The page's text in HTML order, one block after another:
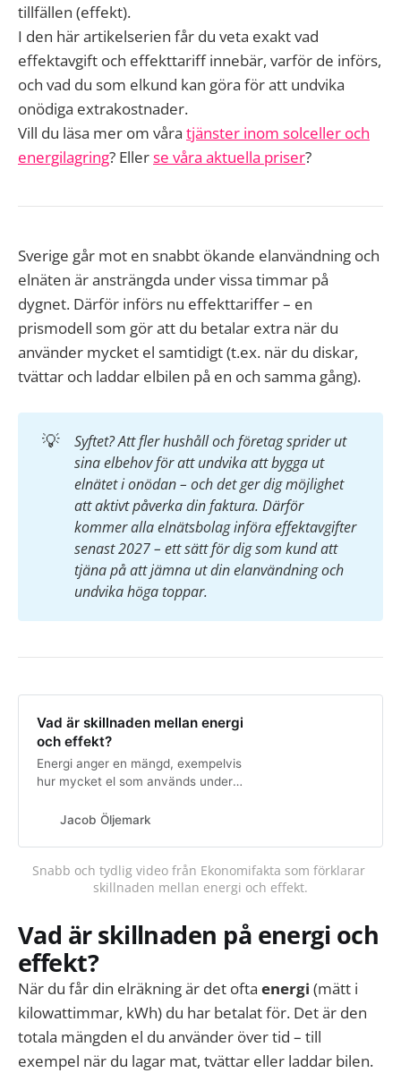
tillfällen (effekt).
I den här artikelserien får du veta exakt vad
effektavgift och effekttariff innebär, varför de införs,
och vad du som elkund kan göra för att undvika
onödiga extrakostnader.
Vill du läsa mer om våra tjänster inom solceller och
energilagring? Ellerse våra aktuella priser?
Sverige går mot en snabbt ökande elanvändning och
elnäten är ansträngda under vissa timmar på
dygnet. Därför införs nu effekttariffer – en
prismodell som gör att du betalar extra när du
använder mycket el samtidigt (t.ex. när du diskar,
tvättar och laddar elbilen på en och samma gång).
💡
Syftet? Att fler hushåll och företag sprider ut
sina elbehov för att undvika att bygga ut
elnätet i onödan – och det ger dig möjlighet
att aktivt påverka din faktura. Därför
kommer alla elnätsbolag införa effektavgifter
senast 2027 – ett sätt för dig som kund att
tjäna på att jämna ut din elanvändning och
undvika höga toppar.
Vad är skillnaden mellan energi
och effekt?
Energi anger en mängd, exempelvis
hur mycket el som används under
energi som används per tidsenhet.
Jacob Öljemark
Snabb och tydlig video från Ekonomifakta som förklarar
skillnaden mellan energi och effekt.
Vad är skillnaden på energi och
effekt?
När du får din elräkning är det ofta energi (mätt i
kilowattimmar, kWh) du har betalat för. Det är den
totala mängden el du använder över tid – till
exempel när du lagar mat, tvättar eller laddar bilen.